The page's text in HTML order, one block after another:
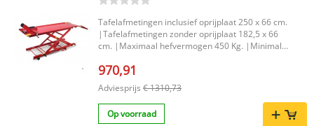
Tafelafmetingen inclusief oprijplaat 250 x 66 cm.
|Tafelafmetingen zonder oprijplaat 182,5 x 66
cm. |Maximaal hefvermogen 450 Kg. |Minimale
970,91
Adviesprijs € 1310,73
Op voorraad